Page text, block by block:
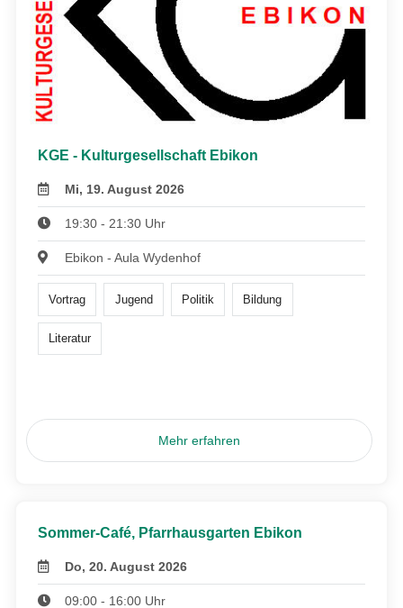
KGE - Kulturgesellschaft Ebikon
Mi, 19. August 2026
19:30 - 21:30 Uhr
Ebikon - Aula Wydenhof
Vortrag Jugend Politik Bildung
Literatur
Mehr erfahren
Sommer-Café, Pfarrhausgarten Ebikon
Do, 20. August 2026
09:00 - 16:00 Uhr